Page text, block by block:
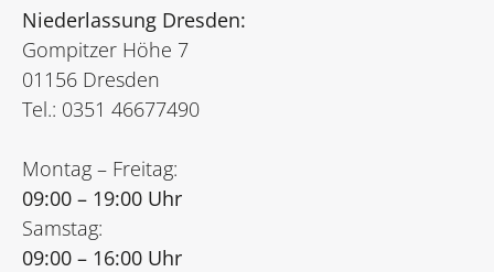
Niederlassung Dresden:
Gompitzer Höhe 7
01156 Dresden
Tel.: 0351 46677490
Montag – Freitag:
09:00 – 19:00 Uhr
Samstag:
09:00 – 16:00 Uhr